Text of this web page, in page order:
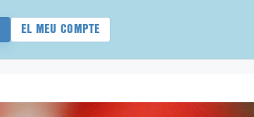
EL MEU COMPTE